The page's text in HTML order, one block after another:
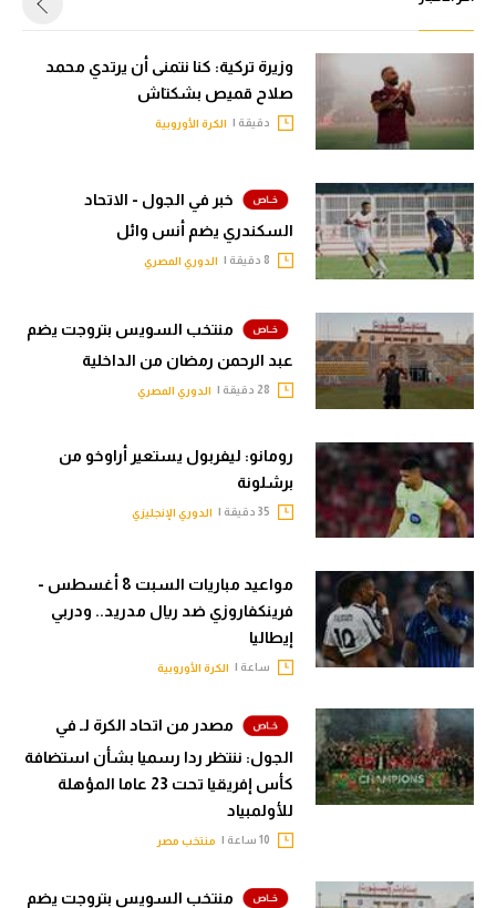
وزيرة تركية: كنا نتمنى أن يرتدي محمد
صلاح قميص بشكتاش
دقيقة | الكرة الأوروبية
خبر في الجول - الاتحاد
السكندري يضم أنس وائل
الدوري المصري
منتخب السويس بتروجت يضم
عبد الرحمن رمضان من الداخلية
الدوري المصري
رومانو: ليفربول يستعير أراوخو من
برشلونة
الدوري الإنجليزي
مواعيد مباريات السبت 8 أغسطس -
فرينكفاروزي ضد ريال مدريد.. ودربي
إيطاليا
ساعة | الكرة الأوروبية
مصدر من اتحاد الكرة لـ في
الجول: ننتظر ردا رسميا بشأن استضافة
كأس إفريقيا تحت 23 عاما المؤهلة
للأولمبياد
منتخب مصر
منتخب السويس بتروجت يضم